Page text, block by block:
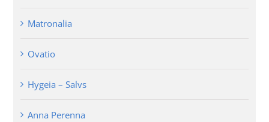
Matronalia
Ovatio
Hygeia – Salvs
Anna Perenna